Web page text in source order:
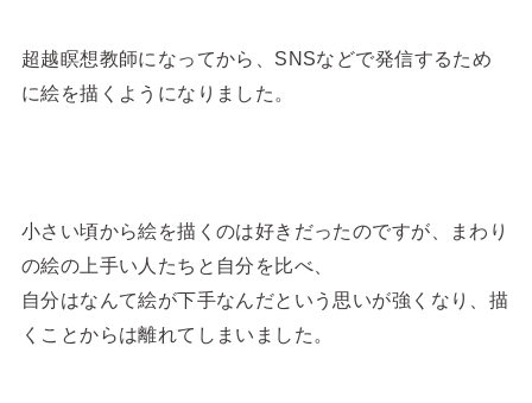
超越瞑想教師になってから、SNSなどで発信するため
に絵を描くようになりました。
小さい頃から絵を描くのは好きだったのですが、まわり
の絵の上手い人たちと自分を比べ、
自分はなんて絵が下手なんだという思いが強くなり、描
くことからは離れてしまいました。